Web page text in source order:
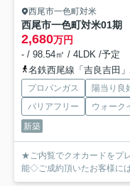
西尾市一色町対米
西尾市一色町対米01期
2,680万円
- / 98.54㎡ / 4LDK /予定
名鉄西尾線「吉良吉田
プロパンガス 陽当り良
バリアフリー
ウォーク
新築
★ご内覧でクオカードをプ
能◇ご成約頂いたお客様に